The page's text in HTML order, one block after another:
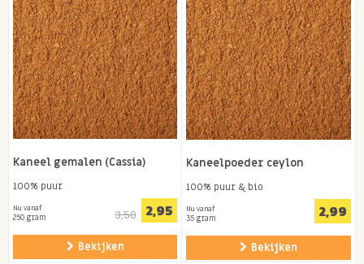
Kaneel gemalen (Cassia)
100% puur
Nu vanaf
250 gram 3,50 2,95
Bekijken
Kaneelpoeder ceylon
100% puur & bio
Nu vanaf
35 gram 2,99
Bekijken